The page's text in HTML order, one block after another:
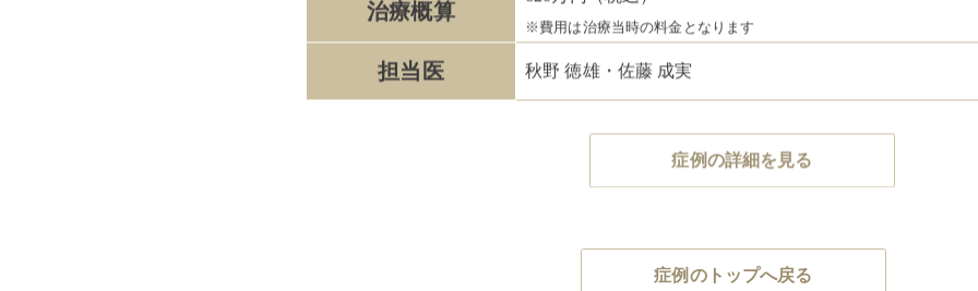
治療概算
※費用は治療当時の料金となります
担当医 秋野 徳雄・佐藤 成実
症例の詳細を見る
症例のトップへ戻る